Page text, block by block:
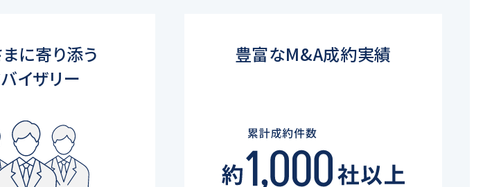
に寄り添う
イザリー
豊富なM&A成約実績